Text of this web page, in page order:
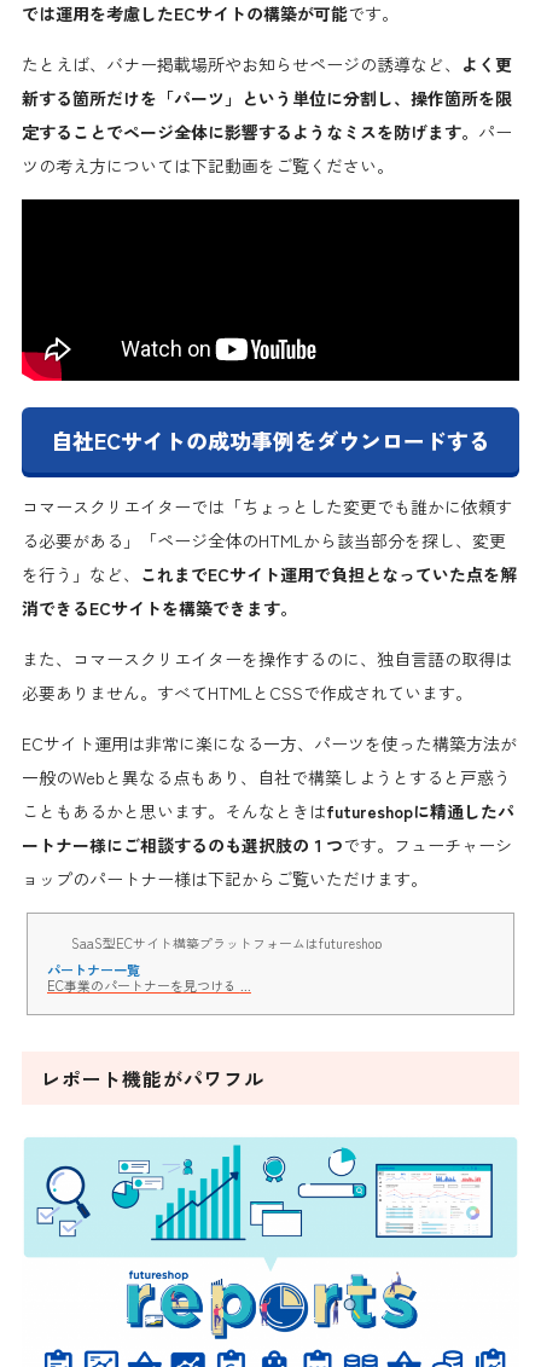
では運用を考慮したECサイトの構築が可能です。
たとえば、バナー掲載場所やお知らせページの誘導など、
よく更
新する箇所だけを「パーツ」という単位に分割し、操作箇所を限
定することでページ全体に影響するようなミスを防げます。 パー
ツの考え方については下記動画をご覧ください。
自社ECサイトの成功事例をダウンロードする
コマースクリエイターでは「ちょっとした変更でも誰かに依頼す
る必要がある」「ページ全体のHTMLから該当部分を探し、変更
を行う」など、
これまでECサイト運用で負担となっていた点を解
消できるECサイトを構築できます。
また、コマースクリエイターを操作するのに、独自言語の取得は
必要ありません。すべてHTMLとCSSで作成されています。
ECサイト運用は非常に楽になる一方、パーツを使った構築方法が
一般のWebと異なる点もあり、自社で構築しようとすると戸惑う
こともあるかと思います。そんなときはfutureshopに精通したパ
ートナー様にご相談するのも選択肢の１つです。フューチャーシ
ョップのパートナー様は下記からご覧いただけます。
SaaS型ECサイト構築プラットフォームはfutureshop
パートナー一覧
レポート機能がパワフル